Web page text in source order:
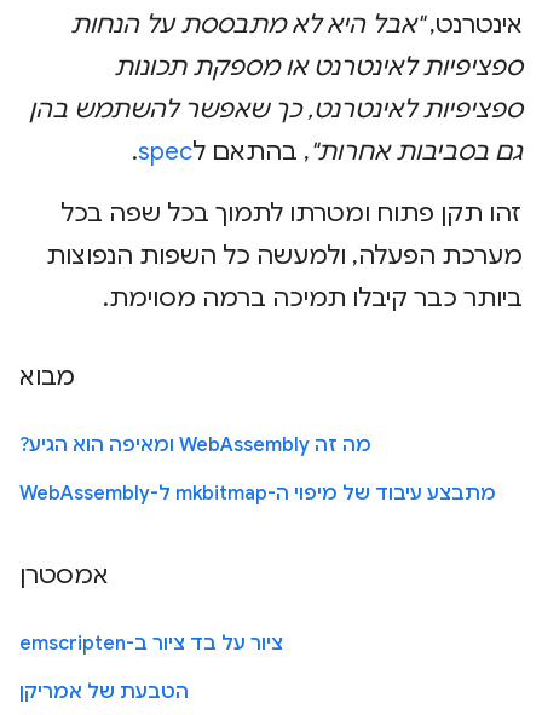
אינטרנט,"אבל היא לא מתבססת על הנחות
ספציפיות לאינטרנט או מספקת תכונות
ספציפיות לאינטרנט, כך שאפשר להשתמש בהן
גם בסביבות אחרות", בהתאם לspec
.
זהו תקן פתוח ומטרתו לתמוך בכל שפה בכל
מערכת הפעלה, ולמעשה כל השפות הנפוצות
ביותר כבר קיבלו תמיכה ברמה מסוימת.
מבוא
מה זה WebAssembly ומאיפה הוא הגיע?
מתבצע עיבוד של מיפוי ה-mkbitmap ל-WebAssembly
אמסטרן
ציור על בד ציור ב-emscripten
הטבעת של אמריקן